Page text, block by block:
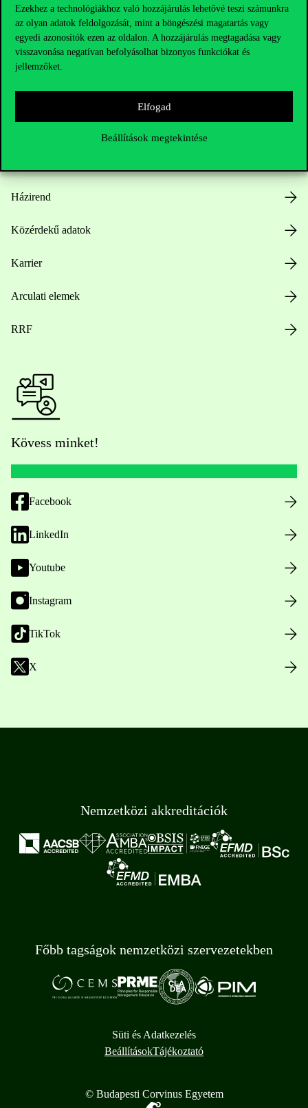
Ezekhez a technológiákhoz való hozzájárulás lehetővé teszi számunkra
az olyan adatok feldolgozását, mint a böngészési magatartás vagy
egyedi azonosítók ezen az oldalon. A hozzájárulás megtagadása vagy
visszavonása negatívan befolyásolhat bizonyos funkciókat és
jellemzőket.
Elfogad
Beállítások megtekintése
Házirend
Közérdekű adatok
Karrier
Arculati elemek
RRF
Kövess minket!
Facebook
LinkedIn
Youtube
Instagram
TikTok
X
Nemzetközi akkreditációk
Főbb tagságok nemzetközi szervezetekben
Süti és Adatkezelés
BeállításokTájékoztató
© Budapesti Corvinus Egyetem